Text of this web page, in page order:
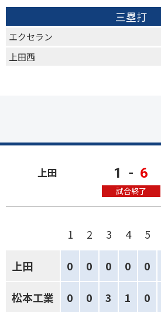
三塁打
エクセラン
上田西
上田 1 - 6
試合終了
1 2 3 4 5
上田 0 0 0 0 0
松本工業 0 0 3 1 0